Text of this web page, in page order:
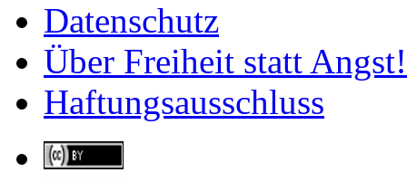
Datenschutz
Über Freiheit statt Angst!
Haftungsausschluss